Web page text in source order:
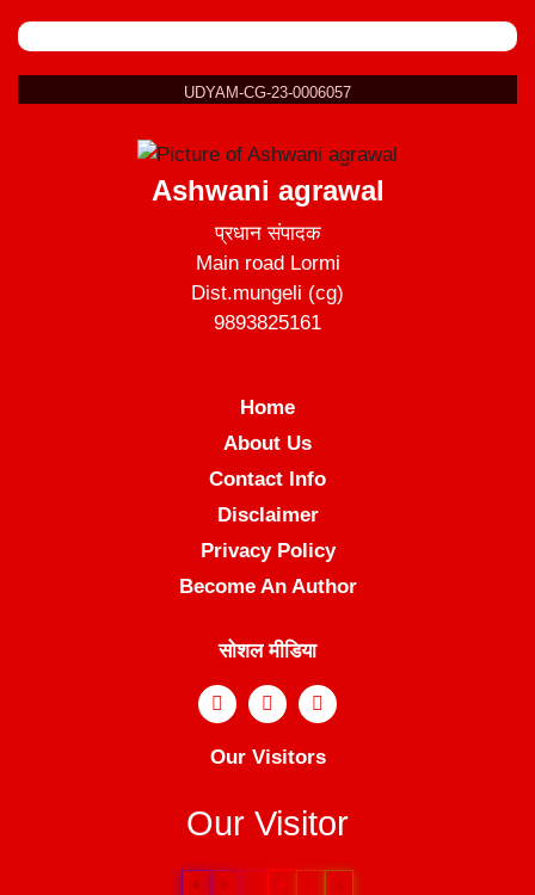
UDYAM-CG-23-0006057
Ashwani agrawal
प्रधान संपादक
Main road Lormi
Dist.mungeli (cg)
9893825161
Home
About Us
Contact Info
Disclaimer
Privacy Policy
Become An Author
सोशल मीडिया
Our Visitors
Our Visitor
6 0 9 8